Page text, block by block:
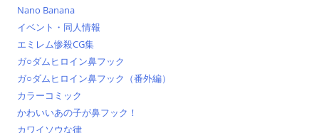
Nano Banana
イベント・同人情報
エミレム惨殺CG集
ガ○ダムヒロイン鼻フック
ガ○ダムヒロイン鼻フック（番外編）
カラーコミック
かわいいあの子が鼻フック！
カワイソウな律